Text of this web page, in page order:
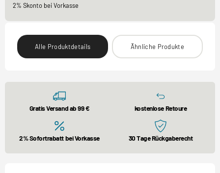
2% Skonto bei Vorkasse
Alle Produktdetails Ähnliche Produkte
Gratis Versand ab 99 € kostenlose Retoure
2% Sofortrabatt bei Vorkasse 30 Tage Rückgaberecht